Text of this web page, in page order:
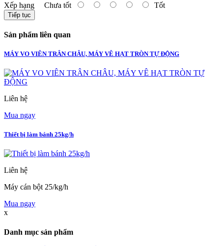
Xếp hạng Chưa tốt Tốt
Tiếp tục
Sản phẩm liên quan
MÁY VO VIÊN TRÂN CHÂU, MÁY VÊ HẠT TRÒN TỰ ĐỘNG
Liên hệ
Mua ngay
Thiết bị làm bánh 25kg/h
Liên hệ
Máy cán bột 25/kg/h
Mua ngay
x
Danh mục sản phẩm